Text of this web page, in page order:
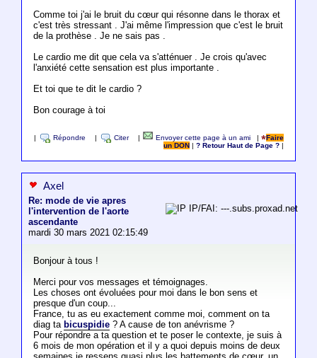
Comme toi j'ai le bruit du cœur qui résonne dans le thorax et
c'est très stressant . J'ai même l'impression que c'est le bruit
de la prothèse . Je ne sais pas .
Le cardio me dit que cela va s'atténuer . Je crois qu'avec
l'anxiété cette sensation est plus importante .
Et toi que te dit le cardio ?
Bon courage à toi
Répondre Citer Envoyer cette page à un ami |
Faire
un DON
|? Retour Haut de Page ?
Axel
Re: mode de vie apres
l'intervention de l'aorte
ascendante
mardi 30 mars 2021 02:15:49
IP/FAI: ---.subs.proxad.net
Bonjour à tous !
Merci pour vos messages et témoignages.
Les choses ont évoluées pour moi dans le bon sens et
presque d'un coup...
France, tu as eu exactement comme moi, comment on ta
diag ta bicuspidie? A cause de ton anévrisme ?
Pour répondre a ta question et te poser le contexte, je suis à
6 mois de mon opération et il y a quoi depuis moins de deux